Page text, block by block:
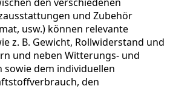
und Zubehör
usw.) können relevante
z. B. Gewicht, Rollwiderstand und
und neben Witterungs- und
dem individuellen
den